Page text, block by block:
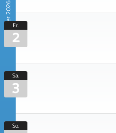
Oktober 2026Fr.
2
Sa.
3
So.